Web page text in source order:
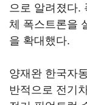
으로 알려졌다.
체 폭스트론을
을 확대했다.
양재완 한국자
반적으로 전기